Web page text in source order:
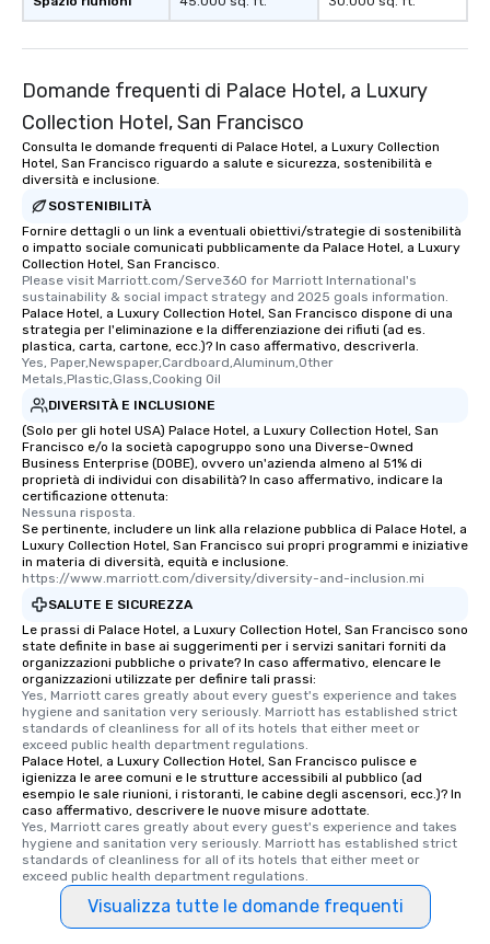
last. It’s an
will reminisce about
One of the best
walking distance of
members a chance
networking
heading to the next
knowledgeable,
who leads the group
offering engaging
along the way
several renowned
convenient outing,
discovered otherwise
at a typical corporate
in the city and dive
cuisines and dishes.
selected dishes are
high standards to
delight any palate. Tours Available
from Day to Night
group experience,
Domande frequenti di Palace Hotel, a Luxury
Collection Hotel, San Francisco
Consulta le domande frequenti di Palace Hotel, a Luxury Collection
Hotel, San Francisco riguardo a salute e sicurezza, sostenibilità e
diversità e inclusione.
SOSTENIBILITÀ
Fornire dettagli o un link a eventuali obiettivi/strategie di sostenibilità
o impatto sociale comunicati pubblicamente da Palace Hotel, a Luxury
Collection Hotel, San Francisco.
Please visit Marriott.com/Serve360 for Marriott International's
sustainability & social impact strategy and 2025 goals information.
Palace Hotel, a Luxury Collection Hotel, San Francisco dispone di una
strategia per l'eliminazione e la differenziazione dei rifiuti (ad es.
plastica, carta, cartone, ecc.)? In caso affermativo, descriverla.
Yes, Paper,Newspaper,Cardboard,Aluminum,Other
Metals,Plastic,Glass,Cooking Oil
DIVERSITÀ E INCLUSIONE
(Solo per gli hotel USA) Palace Hotel, a Luxury Collection Hotel, San
Francisco e/o la società capogruppo sono una Diverse-Owned
Business Enterprise (DOBE), ovvero un'azienda almeno al 51% di
proprietà di individui con disabilità? In caso affermativo, indicare la
certificazione ottenuta:
Nessuna risposta.
Se pertinente, includere un link alla relazione pubblica di Palace Hotel, a
Luxury Collection Hotel, San Francisco sui propri programmi e iniziative
in materia di diversità, equità e inclusione.
https://www.marriott.com/diversity/diversity-and-inclusion.mi
SALUTE E SICUREZZA
Le prassi di Palace Hotel, a Luxury Collection Hotel, San Francisco sono
state definite in base ai suggerimenti per i servizi sanitari forniti da
organizzazioni pubbliche o private? In caso affermativo, elencare le
organizzazioni utilizzate per definire tali prassi:
Yes, Marriott cares greatly about every guest's experience and takes
hygiene and sanitation very seriously. Marriott has established strict
standards of cleanliness for all of its hotels that either meet or
exceed public health department regulations.
Palace Hotel, a Luxury Collection Hotel, San Francisco pulisce e
igienizza le aree comuni e le strutture accessibili al pubblico (ad
esempio le sale riunioni, i ristoranti, le cabine degli ascensori, ecc.)? In
caso affermativo, descrivere le nuove misure adottate.
Yes, Marriott cares greatly about every guest's experience and takes
hygiene and sanitation very seriously. Marriott has established strict
standards of cleanliness for all of its hotels that either meet or
exceed public health department regulations.
Visualizza tutte le domande frequenti